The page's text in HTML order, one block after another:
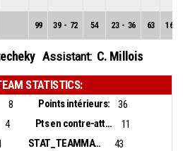
99 39 - 72 54 23 - 36 63 16
Assistant: C. Millois
STATISTICS:
8 Points intérieurs:
36
4 Pts en contre-attaque:
11
STAT_TEAMMATCH_BASKETBALL_sBiggestLead_NAME:
43